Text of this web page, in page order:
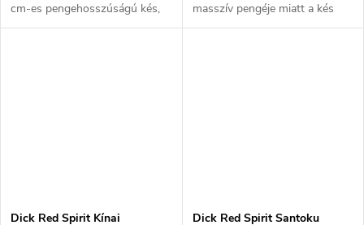
cm-es pengehosszúságú kés,
amelyet halfeldolgozásra
masszív pengéje miatt a kés
nehezebben feldolgozható
Dick Red Spirit Kínai
Dick Red Spirit Santoku